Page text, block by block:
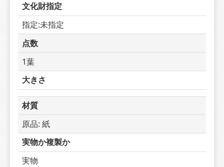
文化財指定
指定:未指定
点数
1葉
大きさ
材質
原品: 紙
実物か複製か
実物